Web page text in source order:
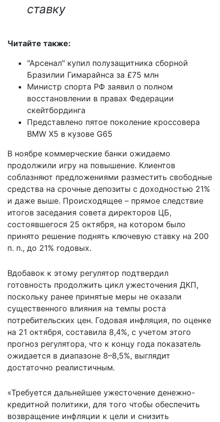
ставку
Читайте также:
"Арсенал" купил полузащитника сборной
Бразилии Гимарайнса за £75 млн
Министр спорта РФ заявил о полном
восстановлении в правах Федерации
скейтбординга
Представлено пятое поколение кроссовера
BMW X5 в кузове G65
В ноябре коммерческие банки ожидаемо
продолжили игру на повышение. Клиентов
соблазняют предложениями разместить свободные
средства на срочные депозиты с доходностью 21%
и даже выше. Происходящее – прямое следствие
итогов заседания совета директоров ЦБ,
состоявшегося 25 октября, на котором было
принято решение поднять ключевую ставку на 200
п. п., до 21% годовых.
Вдобавок к этому регулятор подтвердил
готовность продолжить цикл ужесточения ДКП,
поскольку ранее принятые меры не оказали
существенного влияния на темпы роста
потребительских цен. Годовая инфляция, по оценке
на 21 октября, составила 8,4%, с учетом этого
прогноз регулятора, что к концу года показатель
ожидается в диапазоне 8–8,5%, выглядит
достаточно реалистичным.
«Требуется дальнейшее ужесточение денежно-
кредитной политики, для того чтобы обеспечить
возвращение инфляции к цели и снизить